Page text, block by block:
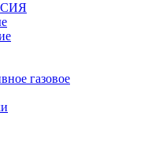
газовое